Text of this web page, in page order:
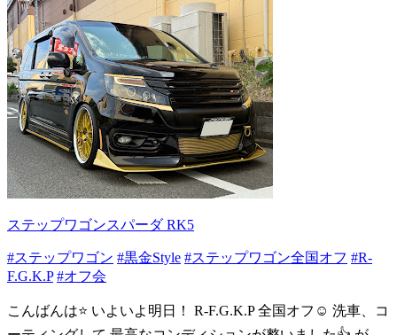
ステップワゴンスパーダ RK5
#ステップワゴン #黒金Style #ステップワゴン全国オフ #R-
F.G.K.P #オフ会
こんばんは⭐️ いよいよ明日！ R-F.G.K.P 全国オフ☺️ 洗車、コ